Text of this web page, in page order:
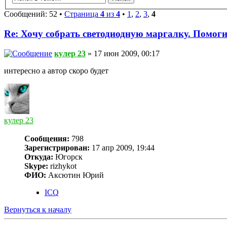
Сообщений: 52 • Страница 4 из 4 • 1, 2, 3, 4
Re: Хочу собрать светодиодную маргалку.
кулер 23 » 17 июн 2009, 00:17
интересно а автор скоро будет
кулер 23
Сообщения: 798
Зарегистрирован: 17 апр 2009, 19:44
Откуда: Югорск
Skype: rizhykot
ФИО: Аксютин Юрий
ICQ
Вернуться к началу